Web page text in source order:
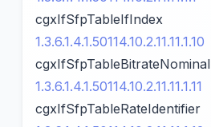
cgxIfSfpTableIfIndex
1.3.6.1.4.1.50114.10.2.11.11.1.10
cgxIfSfpTableBitrateNominal
1.3.6.1.4.1.50114.10.2.11.11.1.11
cgxIfSfpTableRateIdentifier